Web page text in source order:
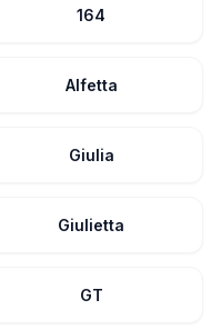
164
Alfetta
Giulia
Giulietta
GT